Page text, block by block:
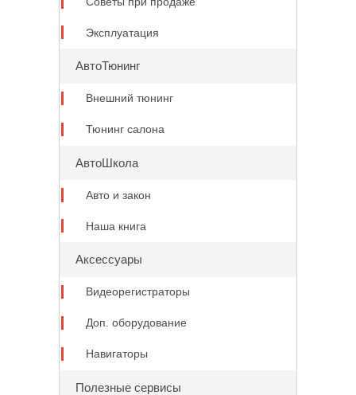
Эксплуатация
АвтоТюнинг
Внешний тюнинг
Тюнинг салона
АвтоШкола
Авто и закон
Наша книга
Аксессуары
Видеорегистраторы
Доп. оборудование
Навигаторы
Полезные сервисы